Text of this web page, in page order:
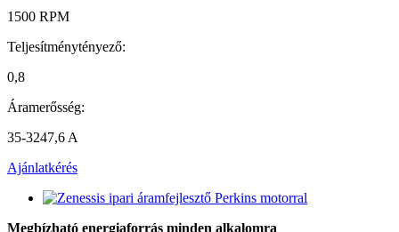
1500 RPM
Teljesítménytényező:
0,8
Áramerősség:
35-3247,6 A
Ajánlatkérés
Megbízható energiaforrás minden alkalomra